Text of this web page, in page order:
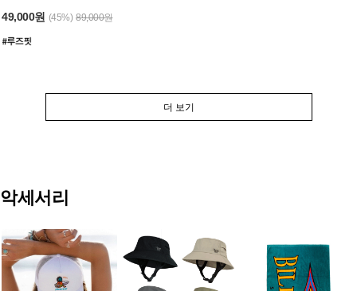
49,000원 (45%) 89,000원
더 보기
악세서리